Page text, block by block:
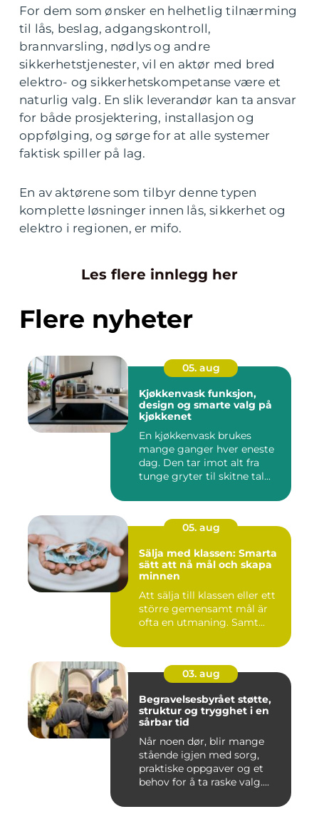
For dem som ønsker en helhetlig tilnærming
til lås, beslag, adgangskontroll,
brannvarsling, nødlys og andre
sikkerhetstjenester, vil en aktør med bred
elektro- og sikkerhetskompetanse være et
naturlig valg. En slik leverandør kan ta ansvar
for både prosjektering, installasjon og
oppfølging, og sørge for at alle systemer
faktisk spiller på lag.
En av aktørene som tilbyr denne typen
komplette løsninger innen lås, sikkerhet og
elektro i regionen, er mifo.
Les flere innlegg her
Flere nyheter
05. aug
Kjøkkenvask funksjon,
design og smarte valg på
kjøkkenet
En kjøkkenvask brukes
mange ganger hver eneste
dag. Den tar imot alt fra
tunge gryter til skitne tal...
05. aug
Sälja med klassen: Smarta
sätt att nå mål och skapa
minnen
Att sälja till klassen eller ett
större gemensamt mål är
ofta en utmaning. Samt...
03. aug
Begravelsesbyrået støtte,
struktur og trygghet i en
sårbar tid
Når noen dør, blir mange
stående igjen med sorg,
praktiske oppgaver og et
behov for å ta raske valg....